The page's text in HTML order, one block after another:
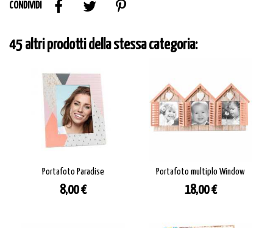
CONDIVIDI
45 altri prodotti della stessa categoria:
Portafoto Paradise
Prezzo
8,00 €
Portafoto multiplo Window
Prezzo
18,00 €